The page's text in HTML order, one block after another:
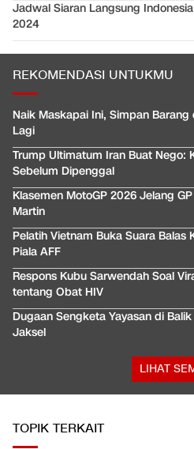
Jadwal Siaran Langsung
2024
REKOMENDASI UNTUKMU
Naik Maskapai Ini, Simpan
Lagi
Trump Ultimatum Iran Buat Nego:
Sebelum Dipenggal
Klasemen MotoGP 2026 Jelang
Martin
Pelatih Vietnam Buka Suara Balas
Piala AFF
Respons Kubu Sarwendah Soal
tentang Obat HIV
Dugaan Sengketa Yayasan di
Jaksel
LIHAT
TOPIK TERKAIT